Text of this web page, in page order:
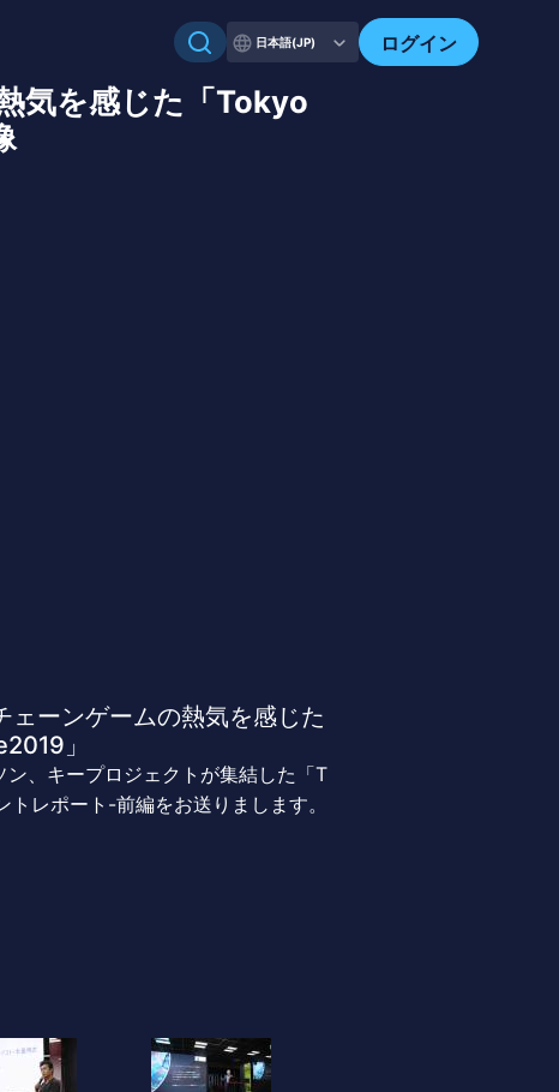
日本語(JP) ログイン
気を感じた「Tokyo
ェーンゲームの熱気を感じた
」
、キープロジェクトが集結した「T
レポート-前編をお送りまします。